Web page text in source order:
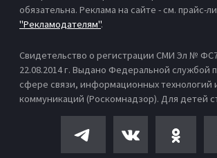
обязательна. Реклама на сайте - см. прайс-
"Рекламодателям".
Свидетельство о регистрации СМИ Эл №
22.08.2014 г. Выдано Федеральной службой
сфере связи, информационных технологий
коммуникаций (Роскомнадзор). Для детей